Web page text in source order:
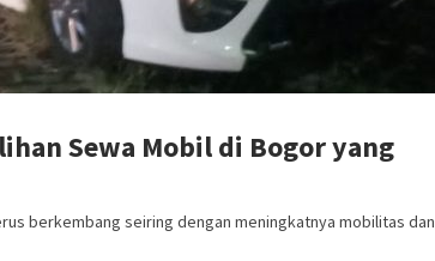
Sewa Mobil di Bogor yang
berkembang seiring dengan meningkatnya mobilitas dan